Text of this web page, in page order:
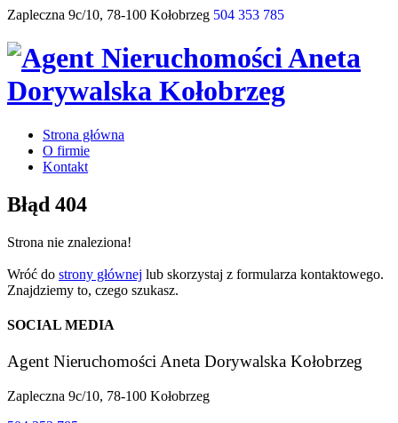
Zapleczna 9c/10, 78-100 Kołobrzeg 504 353 785
Strona główna
O firmie
Kontakt
Błąd 404
Strona nie znaleziona!
Wróć do strony głównej lub skorzystaj z formularza kontaktowego.
Znajdziemy to, czego szukasz.
SOCIAL MEDIA
Agent Nieruchomości Aneta Dorywalska Kołobrzeg
Zapleczna 9c/10, 78-100 Kołobrzeg